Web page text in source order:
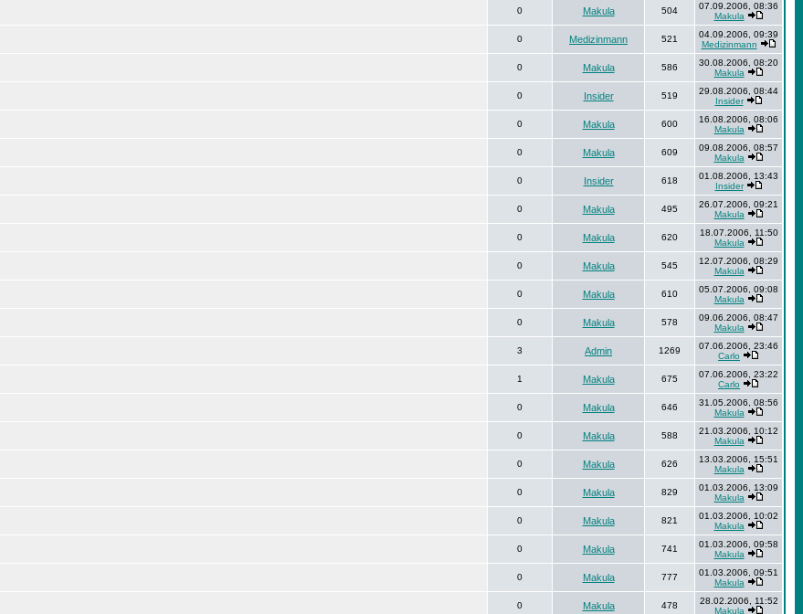
0 Makula 504
07.09.2006, 08:36
Makula
0 Medizinmann 521
04.09.2006, 09:39
Medizinmann
0 Makula 586
30.08.2006, 08:20
Makula
0 Insider 519
29.08.2006, 08:44
Insider
0 Makula 600
16.08.2006, 08:06
Makula
0 Makula 609
09.08.2006, 08:57
Makula
0 Insider 618
01.08.2006, 13:43
Insider
0 Makula 495
26.07.2006, 09:21
Makula
0 Makula 620
18.07.2006, 11:50
Makula
0 Makula 545
12.07.2006, 08:29
Makula
0 Makula 610
05.07.2006, 09:08
Makula
0 Makula 578
09.06.2006, 08:47
Makula
3 Admin 1269
07.06.2006, 23:46
Carlo
1 Makula 675
07.06.2006, 23:22
Carlo
0 Makula 646
31.05.2006, 08:56
Makula
0 Makula 588
21.03.2006, 10:12
Makula
0 Makula 626
13.03.2006, 15:51
Makula
0 Makula 829
01.03.2006, 13:09
Makula
0 Makula 821
01.03.2006, 10:02
Makula
0 Makula 741
01.03.2006, 09:58
Makula
0 Makula 777
01.03.2006, 09:51
Makula
0 Makula 478
28.02.2006, 11:52
Makula